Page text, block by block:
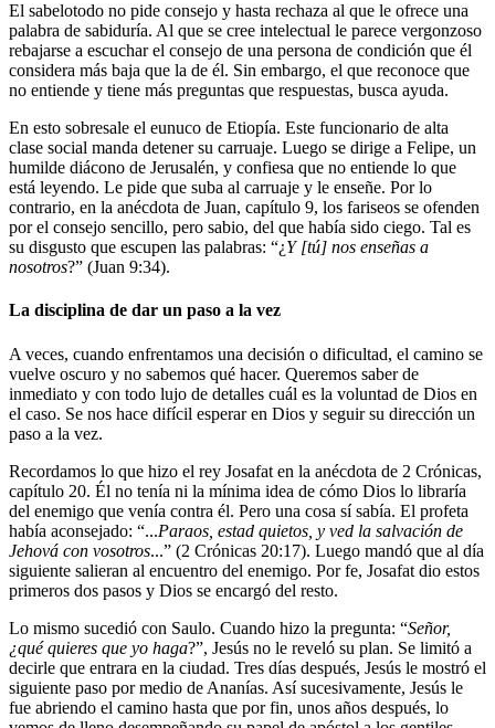
El sabelotodo no pide consejo y hasta rechaza al que le ofrece una
palabra de sabiduría. Al que se cree intelectual le parece vergonzoso
rebajarse a escuchar el consejo de una persona de condición que él
considera más baja que la de él. Sin embargo, el que reconoce que
no entiende y tiene más preguntas que respuestas, busca ayuda.
En esto sobresale el eunuco de Etiopía. Este funcionario de alta
clase social manda detener su carruaje. Luego se dirige a Felipe, un
humilde diácono de Jerusalén, y confiesa que no entiende lo que
está leyendo. Le pide que suba al carruaje y le enseñe. Por lo
contrario, en la anécdota de Juan, capítulo 9, los fariseos se ofenden
por el consejo sencillo, pero sabio, del que había sido ciego. Tal es
su disgusto que escupen las palabras: “¿Y [tú] nos enseñas a
nosotros?” (Juan 9:34).
La disciplina de dar un paso a la vez
A veces, cuando enfrentamos una decisión o dificultad, el camino se
vuelve oscuro y no sabemos qué hacer. Queremos saber de
inmediato y con todo lujo de detalles cuál es la voluntad de Dios en
el caso. Se nos hace difícil esperar en Dios y seguir su dirección un
paso a la vez.
Recordamos lo que hizo el rey Josafat en la anécdota de 2 Crónicas,
capítulo 20. Él no tenía ni la mínima idea de cómo Dios lo libraría
del enemigo que venía contra él. Pero una cosa sí sabía. El profeta
había aconsejado: “...Paraos, estad quietos, y ved la salvación de
Jehová con vosotros...” (2 Crónicas 20:17). Luego mandó que al día
siguiente salieran al encuentro del enemigo. Por fe, Josafat dio estos
primeros dos pasos y Dios se encargó del resto.
Lo mismo sucedió con Saulo. Cuando hizo la pregunta: “Señor,
¿qué quieres que yo haga?”, Jesús no le reveló su plan. Se limitó a
decirle que entrara en la ciudad. Tres días después, Jesús le mostró el
siguiente paso por medio de Ananías. Así sucesivamente, Jesús le
fue abriendo el camino hasta que por fin, unos años después, lo